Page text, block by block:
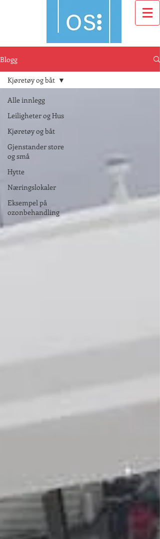
Blogg
Alle innlegg
Leiligheter og Hus
Kjøretøy og båt
Gjenstander store
og små
Hytte
Næringslokaler
Eksempel på
ozonbehandling
Kjøretøy og båt